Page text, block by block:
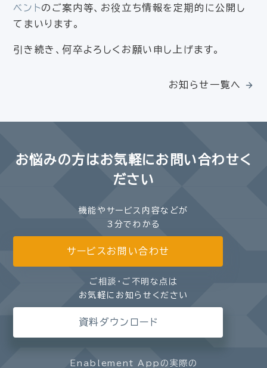
ベントのご案内等、お役立ち情報を定期的に公開し
てまいります。
引き続き、何卒よろしくお願い申し上げます。
お知らせ一覧へ
お悩みの方はお気軽にお問い合わせく
ださい
機能やサービス内容などが
3分でわかる
サービスお問い合わせ
ご相談・ご不明な点は
お気軽にお知らせください
資料ダウンロード
Enablement Appの実際の